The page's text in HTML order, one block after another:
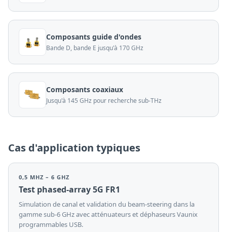
Composants guide d'ondes
Bande D, bande E jusqu'à 170 GHz
Composants coaxiaux
Jusqu'à 145 GHz pour recherche sub-THz
Cas d'application typiques
0,5 MHZ – 6 GHZ
Test phased-array 5G FR1
Simulation de canal et validation du beam-steering dans la
gamme sub-6 GHz avec atténuateurs et déphaseurs Vaunix
programmables USB.